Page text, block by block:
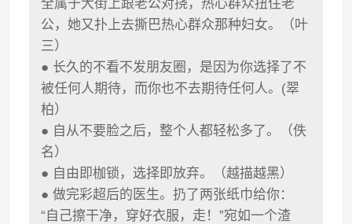
全属于大街上跟老公对挠，热心群众扭住老
公，她又扑上去撕巴热心群众那种妇女。（叶
三）
● 长久的不看不发朋友圈，是因为你选择了不
被任何人期待，而你也不去期待任何人。(翠
柏）
● 自从不要脸之后，整个人都轻松多了。（佚
名）
● 自由即枷锁，选择即放弃。（越描越黑）
● 做完彩超后的医生。扔了两张纸巾给你：
“自己擦干净，穿好衣服，走！”宛如一个渣